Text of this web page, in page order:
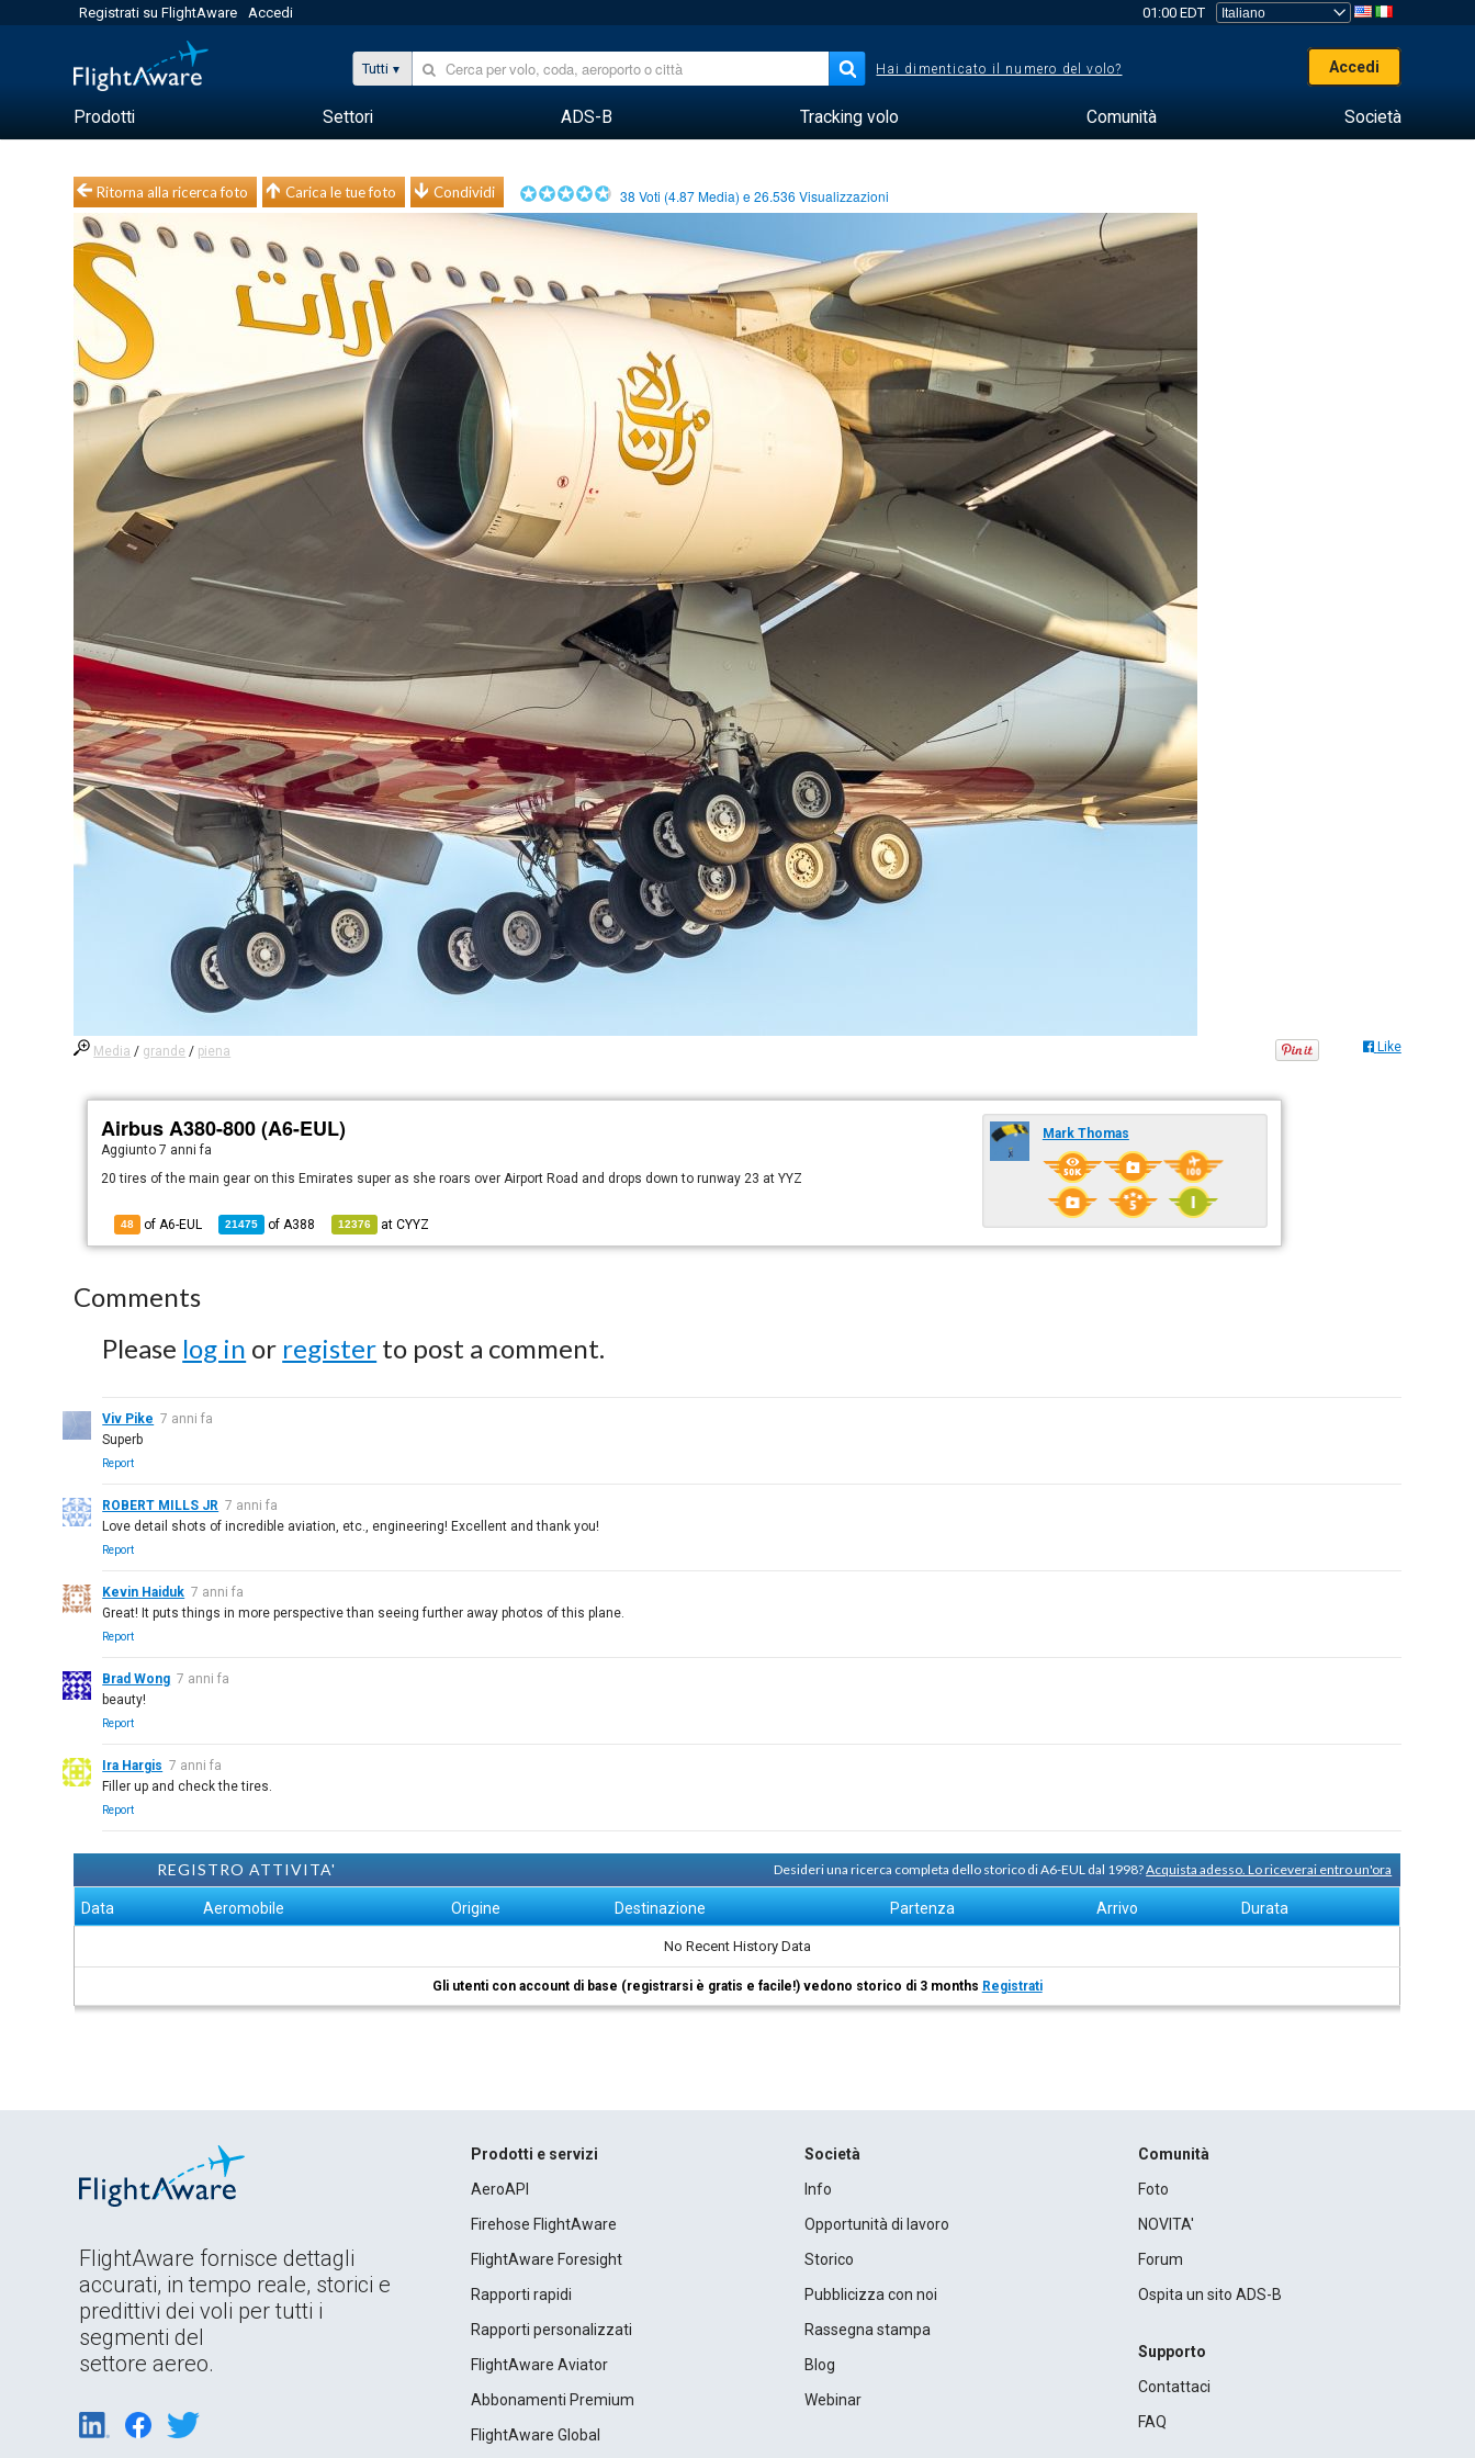
Registrati su FlightAware Accedi 01:00 EDT
Tutti Hai dimenticato il numero del volo? Accedi
Prodotti Settori ADS-B Tracking volo Comunità Società
Ritorna alla ricerca foto Carica le tue foto Condividi 38 Voti (4.87Media) e26.536 Visualizzazioni
Media / grande / piena Like
Airbus A380-800 (A6-EUL)
Aggiunto7 anni fa
20 tires of the main gear on this Emirates super as she roars over Airport Road and drops down to runway 23 at YYZ
48 of A6-EUL 21475 ofA388 12376 atCYYZ
Mark Thomas
Comments
Please log in or register to post a comment.
Viv Pike 7 anni fa
Superb
Report
ROBERT MILLS JR 7 anni fa
Love detail shots of incredible aviation, etc., engineering! Excellent and thank you!
Report
Kevin Haiduk 7 anni fa
Great! It puts things in more perspective than seeing further away photos of this plane.
Report
Brad Wong 7 anni fa
beauty!
Report
Ira Hargis 7 anni fa
Filler up and check the tires.
Report
REGISTRO ATTIVITA' Desideri una ricerca completa dello storico di A6-EUL dal 1998?Acquista adesso. Lo riceverai entro un'ora
Data Aeromobile Origine Destinazione Partenza Arrivo Durata
No Recent History Data
Gli utenti con account di base (registrarsi è gratis e facile!) vedono storico di 3 months Registrati
FlightAware fornisce dettagli
accurati, in tempo reale, storici e
predittivi dei voli per tutti i
segmenti del
settore aereo.
Prodotti e servizi
AeroAPI
Firehose FlightAware
FlightAware Foresight
Rapporti rapidi
Rapporti personalizzati
FlightAware Aviator
Abbonamenti Premium
FlightAware Global
Società
Info
Opportunità di lavoro
Storico
Pubblicizza con noi
Rassegna stampa
Blog
Webinar
Comunità
Foto
NOVITA'
Forum
Ospita un sito ADS-B
Supporto
Contattaci
FAQ